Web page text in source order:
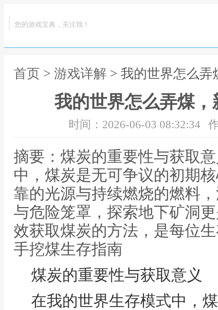
您的游戏宝典，关注我！
首页 > 游戏详解 > 我的世界怎么
我的世界怎么弄煤
时间：2026-06-03 08:32:34
摘要：煤炭的重要性与获取
中，煤炭是无可争议的初期
靠的光源与持续燃烧的燃料
与危险笼罩，探索地下矿洞
效获取煤炭的方法，是每位
手挖煤生存指南
煤炭的重要性与获取意义
在我的世界生存模式中，